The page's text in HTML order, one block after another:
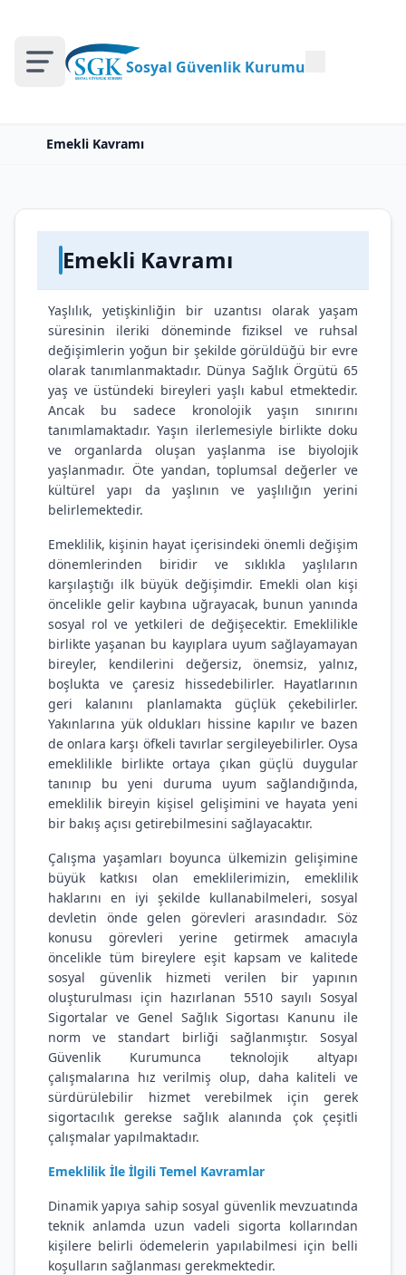
Sosyal Güvenlik Kurumu
Emekli Kavramı
Emekli Kavramı
Yaşlılık, yetişkinliğin bir uzantısı olarak yaşam
süresinin ileriki döneminde fiziksel ve ruhsal
değişimlerin yoğun bir şekilde görüldüğü bir evre
olarak tanımlanmaktadır. Dünya Sağlık Örgütü 65
yaş ve üstündeki bireyleri yaşlı kabul etmektedir.
Ancak bu sadece kronolojik yaşın sınırını
tanımlamaktadır. Yaşın ilerlemesiyle birlikte doku
ve organlarda oluşan yaşlanma ise biyolojik
yaşlanmadır. Öte yandan, toplumsal değerler ve
kültürel yapı da yaşlının ve yaşlılığın yerini
belirlemektedir.
Emeklilik, kişinin hayat içerisindeki önemli değişim
dönemlerinden biridir ve sıklıkla yaşlıların
karşılaştığı ilk büyük değişimdir. Emekli olan kişi
öncelikle gelir kaybına uğrayacak, bunun yanında
sosyal rol ve yetkileri de değişecektir. Emeklilikle
birlikte yaşanan bu kayıplara uyum sağlayamayan
bireyler, kendilerini değersiz, önemsiz, yalnız,
boşlukta ve çaresiz hissedebilirler. Hayatlarının
geri kalanını planlamakta güçlük çekebilirler.
Yakınlarına yük oldukları hissine kapılır ve bazen
de onlara karşı öfkeli tavırlar sergileyebilirler. Oysa
emeklilikle birlikte ortaya çıkan güçlü duygular
tanınıp bu yeni duruma uyum sağlandığında,
emeklilik bireyin kişisel gelişimini ve hayata yeni
bir bakış açısı getirebilmesini sağlayacaktır.
Çalışma yaşamları boyunca ülkemizin gelişimine
büyük katkısı olan emeklilerimizin, emeklilik
haklarını en iyi şekilde kullanabilmeleri, sosyal
devletin önde gelen görevleri arasındadır. Söz
konusu görevleri yerine getirmek amacıyla
öncelikle tüm bireylere eşit kapsam ve kalitede
sosyal güvenlik hizmeti verilen bir yapının
oluşturulması için hazırlanan 5510 sayılı Sosyal
Sigortalar ve Genel Sağlık Sigortası Kanunu ile
norm ve standart birliği sağlanmıştır. Sosyal
Güvenlik Kurumunca teknolojik altyapı
çalışmalarına hız verilmiş olup, daha kaliteli ve
sürdürülebilir hizmet verebilmek için gerek
sigortacılık gerekse sağlık alanında çok çeşitli
çalışmalar yapılmaktadır.
Emeklilik İle İlgili Temel Kavramlar
Dinamik yapıya sahip sosyal güvenlik mevzuatında
teknik anlamda uzun vadeli sigorta kollarından
kişilere belirli ödemelerin yapılabilmesi için belli
koşulların sağlanması gerekmektedir.